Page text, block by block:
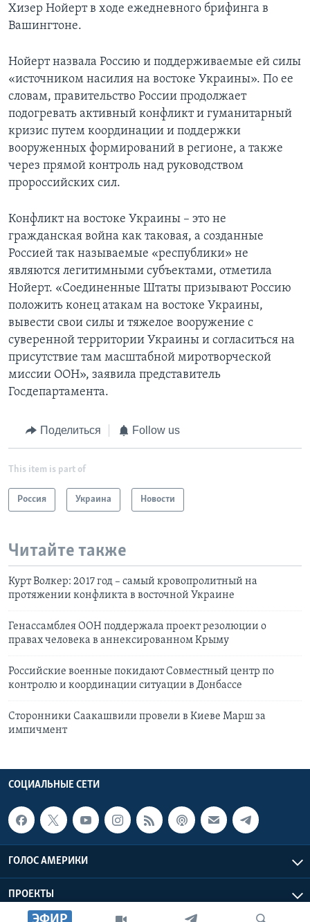
Хизер Нойерт в ходе ежедневного брифинга в
Вашингтоне.
Нойерт назвала Россию и поддерживаемые ей силы
«источником насилия на востоке Украины». По ее
словам, правительство России продолжает
подогревать активный конфликт и гуманитарный
кризис путем координации и поддержки
вооруженных формирований в регионе, а также
через прямой контроль над руководством
пророссийских сил.
Конфликт на востоке Украины – это не
гражданская война как таковая, а созданные
Россией так называемые «республики» не
являются легитимными субъектами, отметила
Нойерт. «Соединенные Штаты призывают Россию
положить конец атакам на востоке Украины,
вывести свои силы и тяжелое вооружение с
суверенной территории Украины и согласиться на
присутствие там масштабной миротворческой
миссии ООН», заявила представитель
Госдепартамента.
Поделиться Follow us
This item is part of
Россия Украина Новости
Читайте также
Курт Волкер: 2017 год – самый кровопролитный на
протяжении конфликта в восточной Украине
Генассамблея ООН поддержала проект резолюции о
правах человека в аннексированном Крыму
Российские военные покидают Совместный центр по
контролю и координации ситуации в Донбассе
Сторонники Саакашвили провели в Киеве Марш за
импичмент
СОЦИАЛЬНЫЕ СЕТИ
ГОЛОС АМЕРИКИ
ПРОЕКТЫ